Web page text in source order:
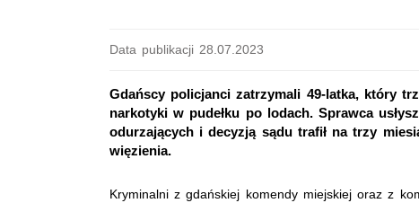
Data publikacji 28.07.2023
Gdańscy policjanci zatrzymali 49-latka, który
narkotyki w pudełku po lodach. Sprawca
odurzających i decyzją sądu trafił na trzy
więzienia.
Kryminalni z gdańskiej komendy miejskiej oraz z